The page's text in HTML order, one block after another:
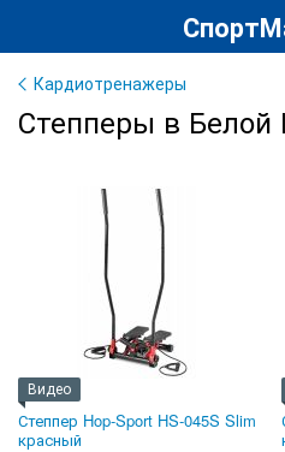
Кардиотренажеры
Степперы в Белой
Видео
Степпер Hop-Sport HS-045S Slim
красный